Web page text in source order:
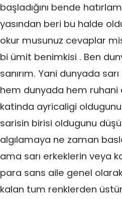
başladığını bende
yasından beri bu halde
okur musunuz cevaplar
bi ümit benimkisi . Ben
sanırım. Yani dunyada
hem dunyada hem ruhani
katinda ayricaligi
sarisin birisi oldugunu
algılamaya ne zaman
ama sarı erkeklerin veya
para sans aile genel
kalan tum renklerden